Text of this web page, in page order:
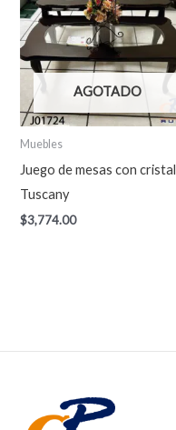
AGOTADO
Muebles
Juego de mesas con cristal
Tuscany
$3,774.00